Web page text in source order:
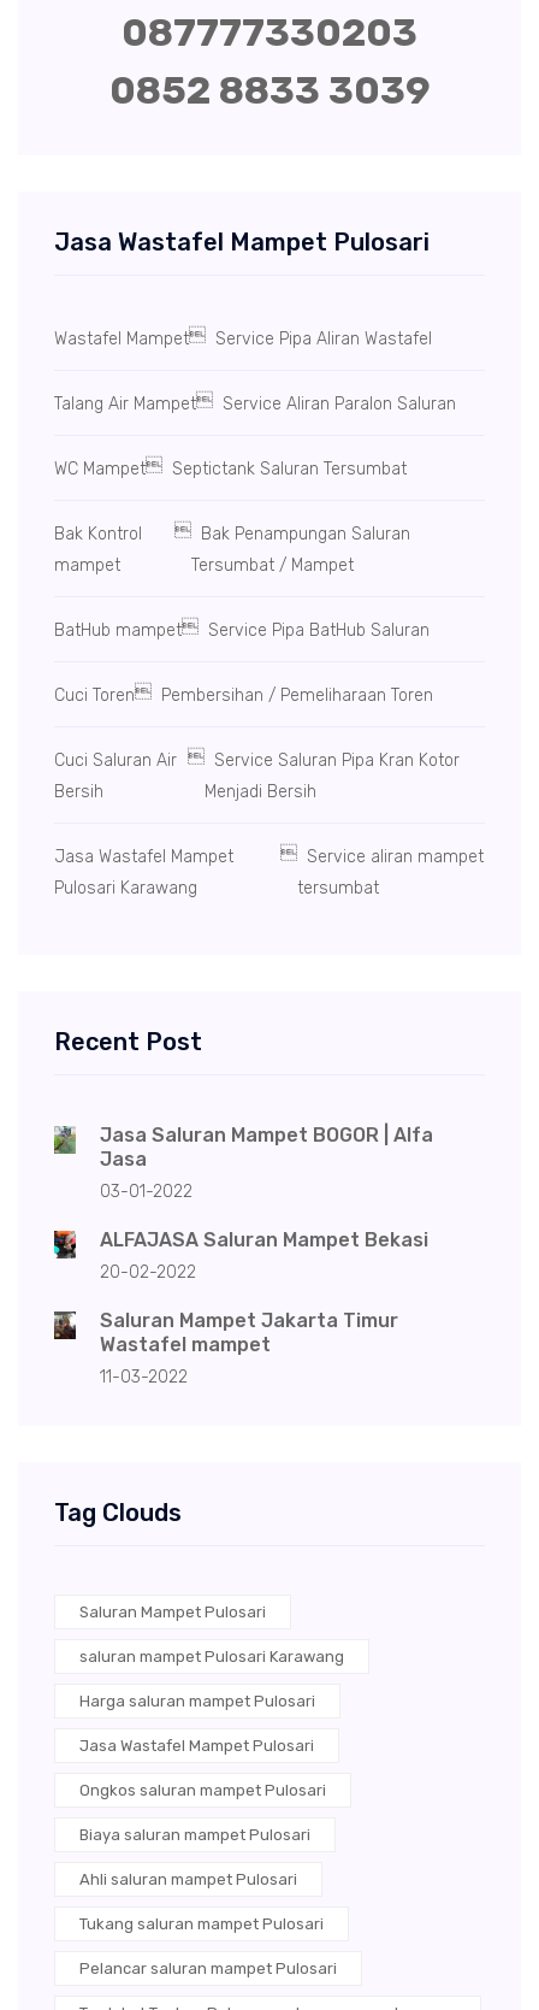
087777330203
0852 8833 3039
Jasa Wastafel Mampet Pulosari
Wastafel Mampet Service Pipa Aliran Wastafel
Talang Air Mampet Service Aliran Paralon Saluran
WC Mampet Septictank Saluran Tersumbat
Bak Kontrol
mampet
 Bak Penampungan Saluran
Tersumbat / Mampet
BatHub mampet Service Pipa BatHub Saluran
Cuci Toren Pembersihan / Pemeliharaan Toren
Cuci Saluran Air
Bersih
Service Saluran Pipa Kran Kotor
Menjadi Bersih
Jasa Wastafel Mampet
Pulosari Karawang
Service aliran mampet
tersumbat
Recent Post
Jasa Saluran Mampet BOGOR | Alfa
Jasa
03-01-2022
ALFAJASA Saluran Mampet Bekasi
20-02-2022
Saluran Mampet Jakarta Timur
Wastafel mampet
11-03-2022
Tag Clouds
Saluran Mampet Pulosari
saluran mampet Pulosari Karawang
Harga saluran mampet Pulosari
Jasa Wastafel Mampet Pulosari
Ongkos saluran mampet Pulosari
Biaya saluran mampet Pulosari
Ahli saluran mampet Pulosari
Tukang saluran mampet Pulosari
Pelancar saluran mampet Pulosari